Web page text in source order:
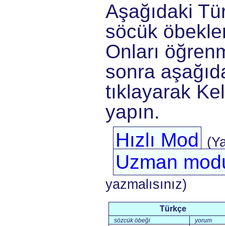
Aşağıdaki
söcük
Onları
sonra
tıklayarak
yapın.
Hızlı Mod
Uzman
yazmalısınız)
Türkçe
sözcük öbeği yorum